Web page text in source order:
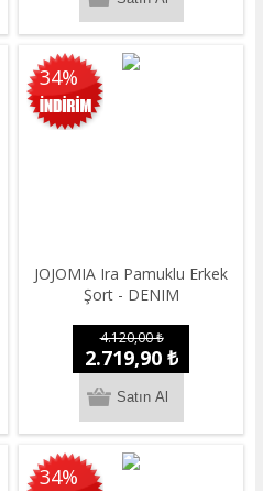
34%
JOJOMIA Ira Pamuklu Erkek
Şort - DENIM
4.120,00 ₺
2.719,90 ₺
34%